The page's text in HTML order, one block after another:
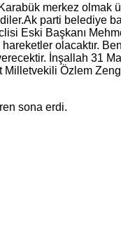
merkez olmak
parti belediye
Eski Başkanı
olacaktır.
İnşallah 31
Milletvekili Özlem
sona erdi.